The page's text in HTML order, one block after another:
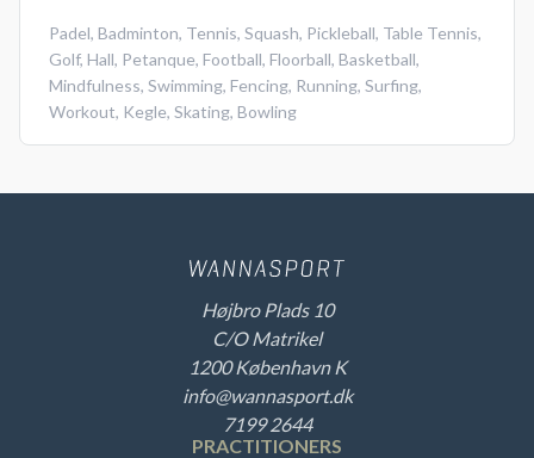
Padel, Badminton, Tennis, Squash, Pickleball, Table Tennis,
Golf, Hall, Petanque, Football, Floorball, Basketball,
Mindfulness, Swimming, Fencing, Running, Surfing,
Workout, Kegle, Skating, Bowling
Højbro Plads 10
C/O Matrikel
1200 København K
info@wannasport.dk
7199 2644
PRACTITIONERS